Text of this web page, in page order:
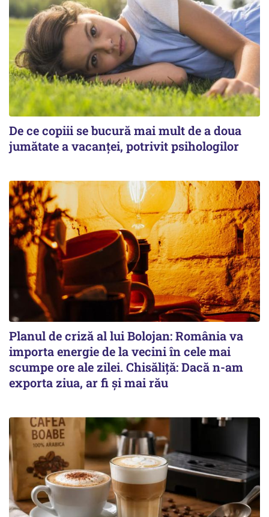
De ce copiii se bucură mai mult de a doua
jumătate a vacanței, potrivit psihologilor
Planul de criză al lui Bolojan: România va
importa energie de la vecini în cele mai
scumpe ore ale zilei. Chisăliță: Dacă n-am
exporta ziua, ar fi și mai rău